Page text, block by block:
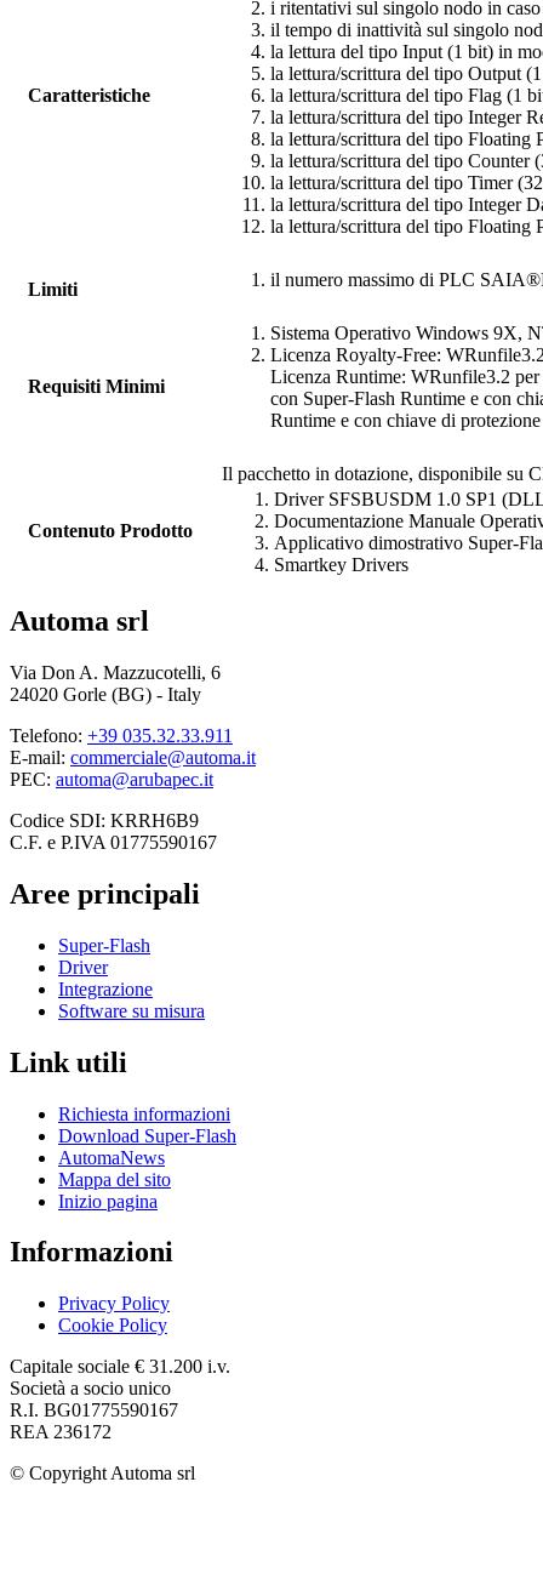
Caratteristiche
i ritentativi sul singolo nodo in
il tempo di inattività sul singolo
la lettura del tipo Input (1 bit) in
la lettura/scrittura del tipo Output
la lettura/scrittura del tipo Flag (1
la lettura/scrittura del tipo Integer
la lettura/scrittura del tipo Floating
la lettura/scrittura del tipo Counter
la lettura/scrittura del tipo Timer
la lettura/scrittura del tipo Integer
la lettura/scrittura del tipo
Limiti il numero massimo di PLC
Requisiti Minimi
Sistema Operativo Windows 9X,
Licenza Royalty-Free: WRunfile
Licenza Runtime: WRunfile3.2
con Super-Flash Runtime e con
Runtime e con chiave di
Contenuto Prodotto
Il pacchetto in dotazione, disponibile su
Driver SFSBUSDM 1.0 SP1
Documentazione Manuale
Applicativo dimostrativo Super-
Smartkey Drivers
Automa srl
Via Don A. Mazzucotelli, 6
24020 Gorle (BG) - Italy
Telefono: +39 035.32.33.911
E-mail: commerciale@automa.it
PEC: automa@arubapec.it
Codice SDI: KRRH6B9
C.F. e P.IVA 01775590167
Aree principali
Super-Flash
Driver
Integrazione
Software su misura
Link utili
Richiesta informazioni
Download Super-Flash
AutomaNews
Mappa del sito
Inizio pagina
Informazioni
Privacy Policy
Cookie Policy
Capitale sociale € 31.200 i.v.
Società a socio unico
R.I. BG01775590167
REA 236172
© Copyright Automa srl